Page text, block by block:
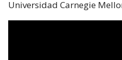
Universidad Carnegie